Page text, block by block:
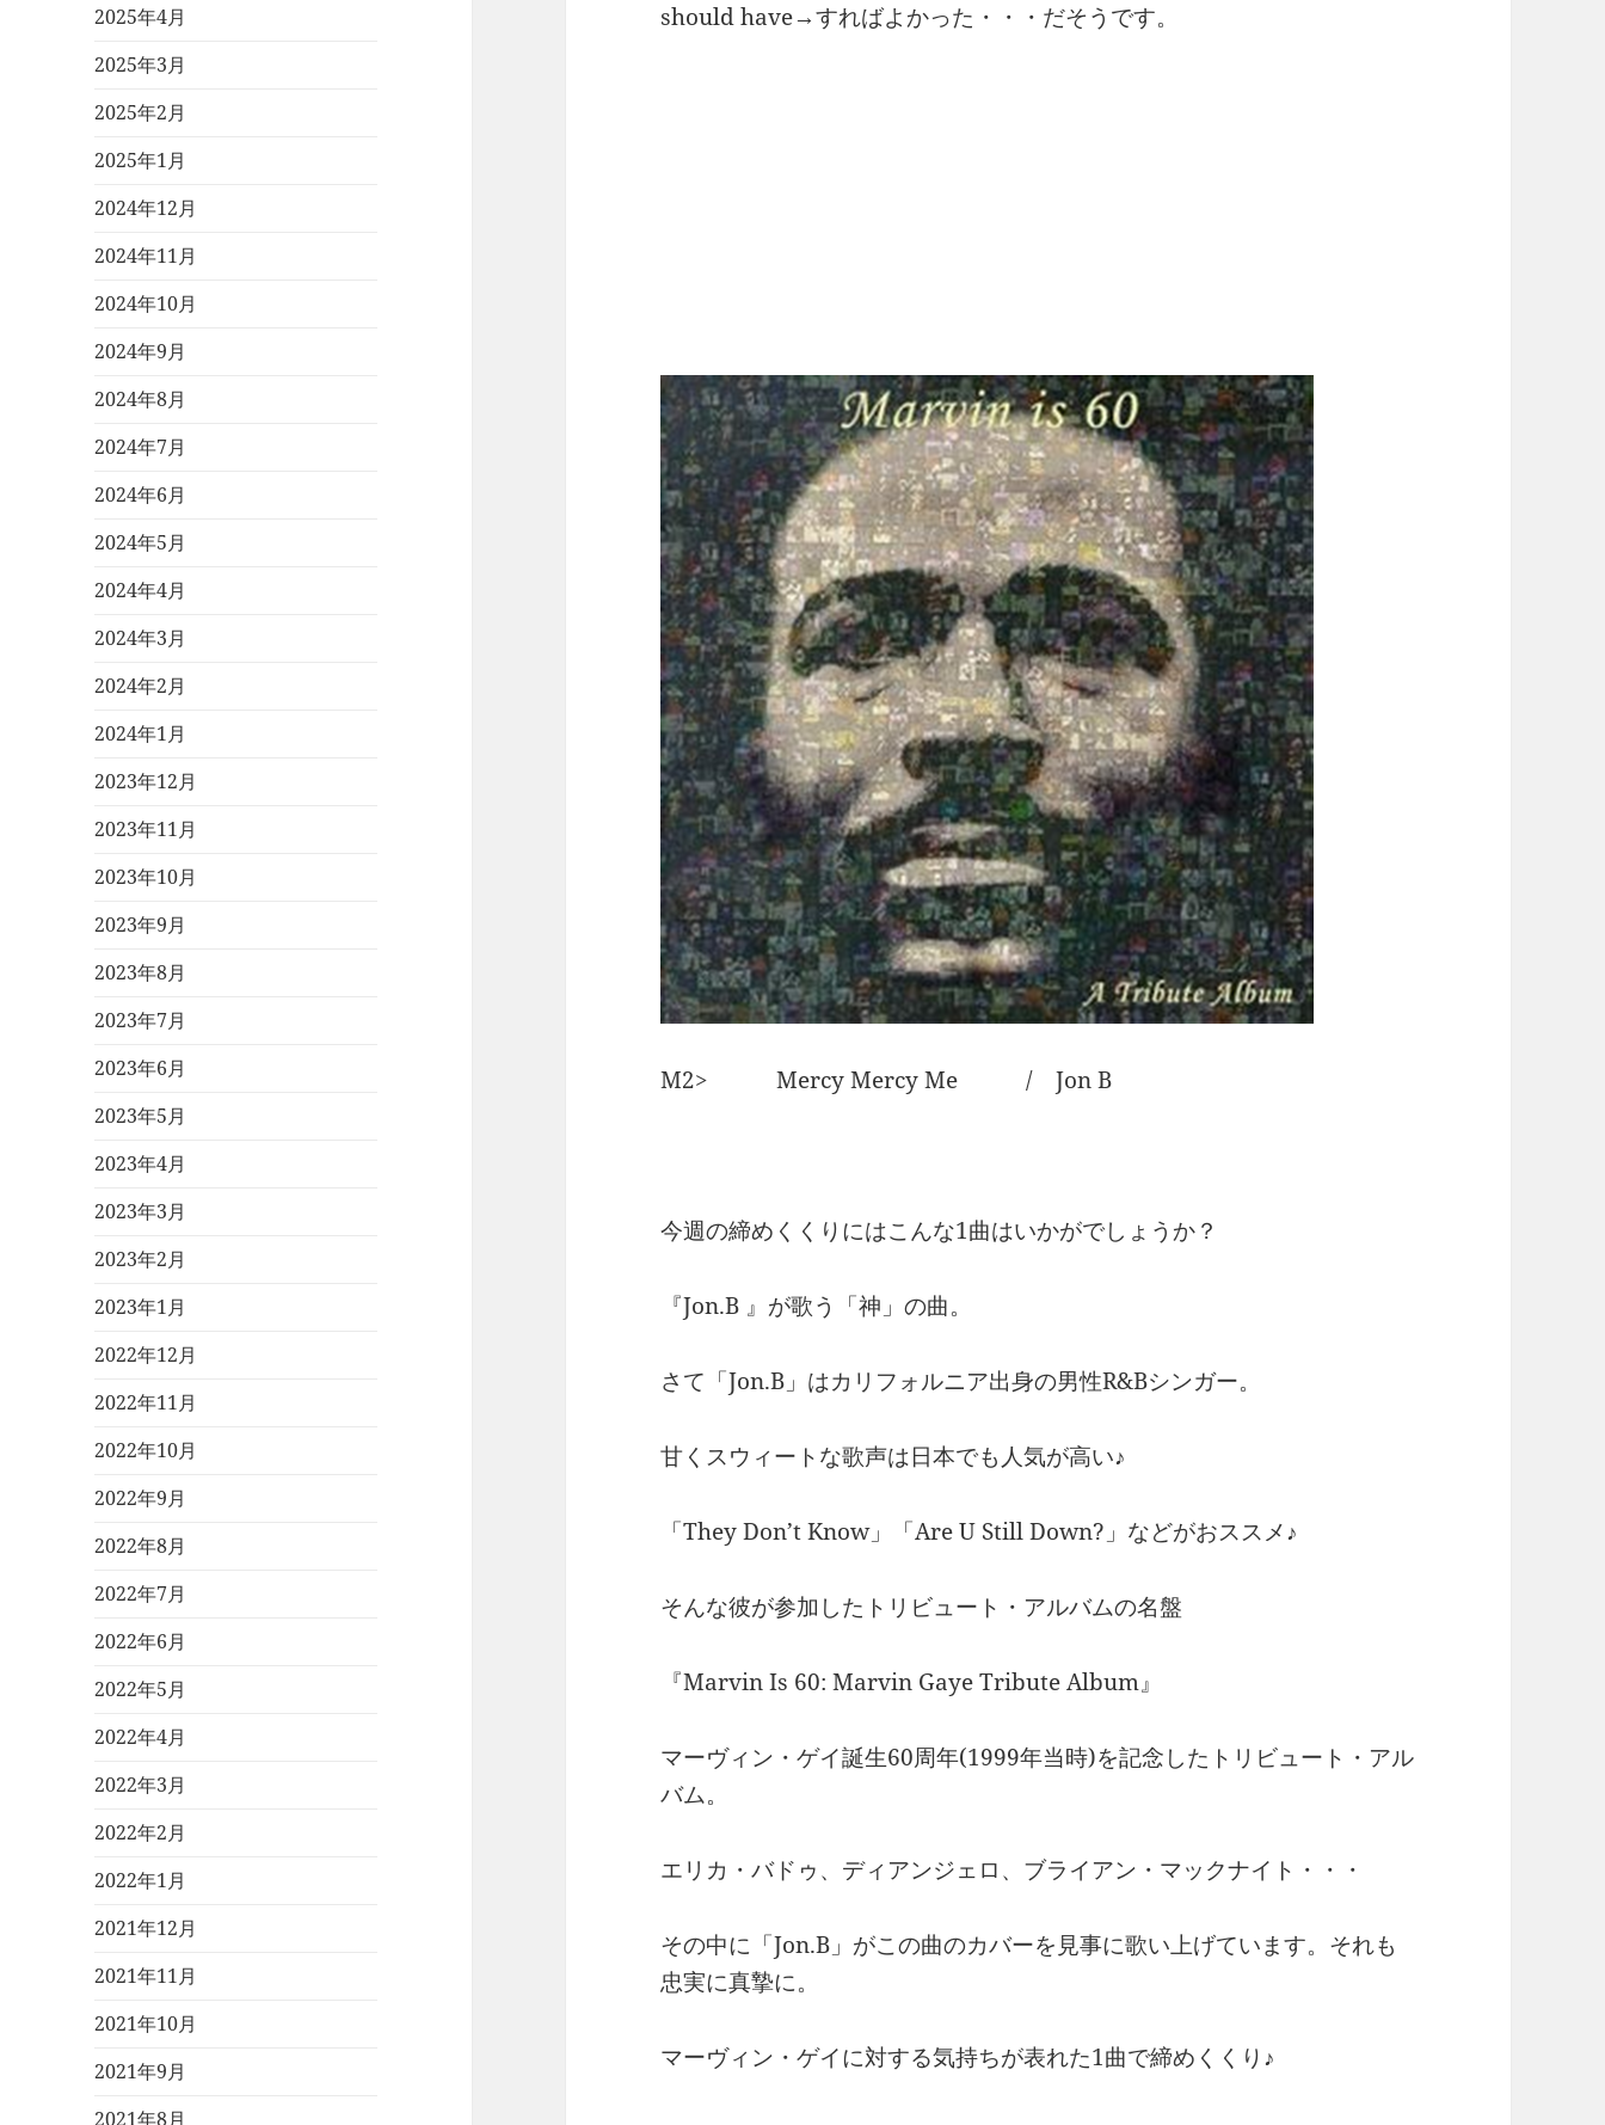
2025年4月
2025年3月
2025年2月
2025年1月
2024年12月
2024年11月
2024年10月
2024年9月
2024年8月
2024年7月
2024年6月
2024年5月
2024年4月
2024年3月
2024年2月
2024年1月
2023年12月
2023年11月
2023年10月
2023年9月
2023年8月
2023年7月
2023年6月
2023年5月
2023年4月
2023年3月
2023年2月
2023年1月
2022年12月
2022年11月
2022年10月
2022年9月
2022年8月
2022年7月
2022年6月
2022年5月
2022年4月
2022年3月
2022年2月
2022年1月
2021年12月
2021年11月
2021年10月
2021年9月
2021年8月
should have→すればよかった・・・だそうです。
M2> Mercy Mercy Me / Jon B
今週の締めくくりにはこんな1曲はいかがでしょうか？
『Jon.B 』が歌う「神」の曲。
さて「Jon.B」はカリフォルニア出身の男性R&Bシンガー。
甘くスウィートな歌声は日本でも人気が高い♪
「They Don’t Know」「Are U Still Down?」などがおススメ♪
そんな彼が参加したトリビュート・アルバムの名盤
『Marvin Is 60: Marvin Gaye Tribute Album』
マーヴィン・ゲイ誕生60周年(1999年当時)を記念したトリビュート・アル
バム。
エリカ・バドゥ、ディアンジェロ、ブライアン・マックナイト・・・
その中に「Jon.B」がこの曲のカバーを見事に歌い上げています。それも
忠実に真摯に。
マーヴィン・ゲイに対する気持ちが表れた1曲で締めくくり♪